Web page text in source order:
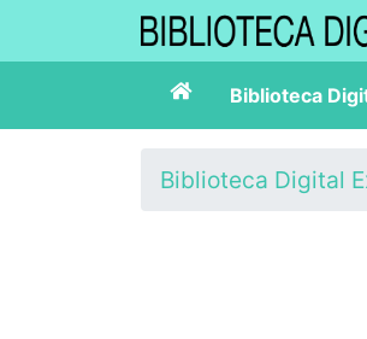
Biblioteca
Biblioteca Digital